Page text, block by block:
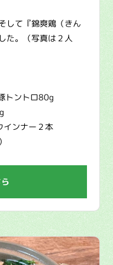
して『錦爽鶏（きん
た。（写真は２人
トントロ80g
インナー２本